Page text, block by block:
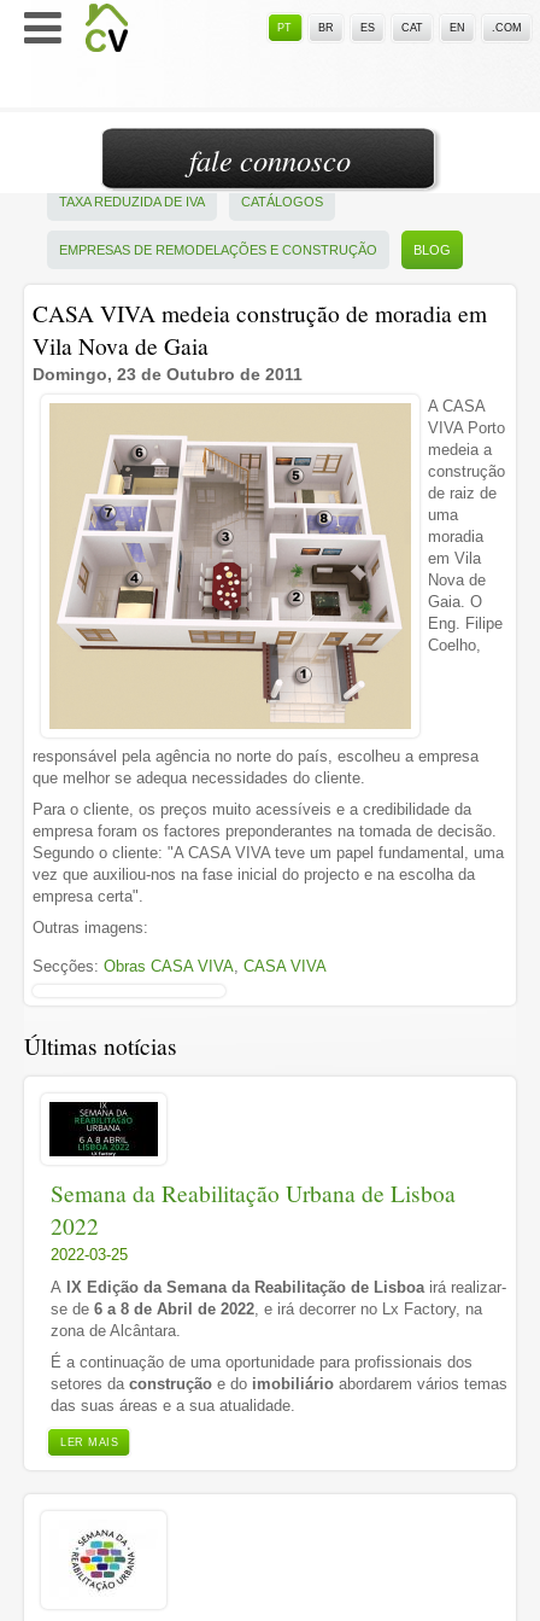
PT BR ES CAT EN .COM
TAXA REDUZIDA DE IVA CATÁLOGOS
EMPRESAS DE REMODELAÇÕES E CONSTRUÇÃO BLOG
CASA VIVA medeia construção de moradia em
Vila Nova de Gaia
Domingo, 23 de Outubro de 2011
A CASA
VIVA Porto
medeia a
construção
de raiz de
uma
moradia
em Vila
Nova de
Gaia. O
Eng. Filipe
Coelho,
responsável pela agência no norte do país, escolheu a empresa
que melhor se adequa necessidades do cliente.
Para o cliente, os preços muito acessíveis e a credibilidade da
empresa foram os factores preponderantes na tomada de decisão.
Segundo o cliente: "A CASA VIVA teve um papel fundamental, uma
vez que auxiliou-nos na fase inicial do projecto e na escolha da
empresa certa".
Outras imagens:
Secções: Obras CASA VIVA, CASA VIVA
Últimas notícias
Semana da Reabilitação Urbana de Lisboa
2022
2022-03-25
A IX Edição da Semana da Reabilitação de Lisboairá realizar-
se de 6 a 8 de Abril de 2022, e irá decorrer no Lx Factory, na
zona de Alcântara.
É a continuação de uma oportunidade para profissionais dos
setores daconstrução e do imobiliário abordarem vários temas
das suas áreas e a sua atualidade.
LER MAIS
fale connosco